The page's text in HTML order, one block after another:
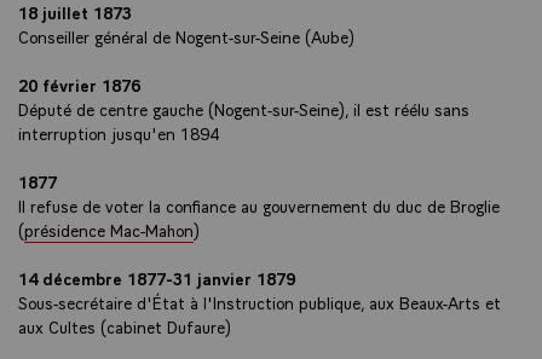
18 juillet 1873
Conseiller général de Nogent-sur-Seine (Aube)
20 février 1876
Député de centre gauche (Nogent-sur-Seine), il est réélu sans
interruption jusqu'en 1894
1877
Il refuse de voter la confiance au gouvernement du duc de Broglie
(présidence Mac-Mahon)
14 décembre 1877-31 janvier 1879
Sous-secrétaire d'État à l'Instruction publique, aux Beaux-Arts et
aux Cultes (cabinet Dufaure)